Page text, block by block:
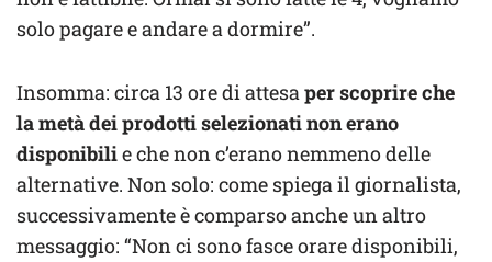
solo pagare e andare a dormire”.
Insomma: circa 13 ore di attesaper scoprire che
la metà dei prodotti selezionati non erano
disponibilie che non c’erano nemmeno delle
alternative. Non solo: come spiega il giornalista,
successivamente è comparso anche un altro
messaggio: “Non ci sono fasce orare disponibili,